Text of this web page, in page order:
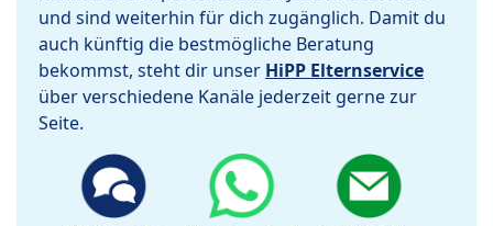
und sind weiterhin für dich zugänglich. Damit du
auch künftig die bestmögliche Beratung
bekommst, steht dir unser HiPP Elternservice
über verschiedene Kanäle jederzeit gerne zur
Seite.